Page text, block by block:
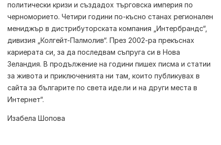
политически кризи и създадох търговска империя по
черноморието. Четири години по-късно станах регионален
мениджър в дистрибуторската компания „Интербрандс“,
дивизия „Колгейт-Палмолив“. През 2002-ра прекъснах
кариерата си, за да последвам съпруга си в Нова
Зеландия. В продължение на години пишех писма и статии
за живота и приключенията ни там, които публикувах в
сайта за българите по света иде.ли и на други места в
Интернет“.
Изабела Шопова